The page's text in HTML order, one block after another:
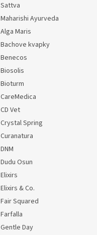
Sattva
Maharishi Ayurveda
Alga Maris
Bachove kvapky
Benecos
Biosolis
Bioturm
CareMedica
CD Vet
Crystal Spring
Curanatura
DNM
Dudu Osun
Elixirs
Elixirs & Co.
Fair Squared
Farfalla
Gentle Day